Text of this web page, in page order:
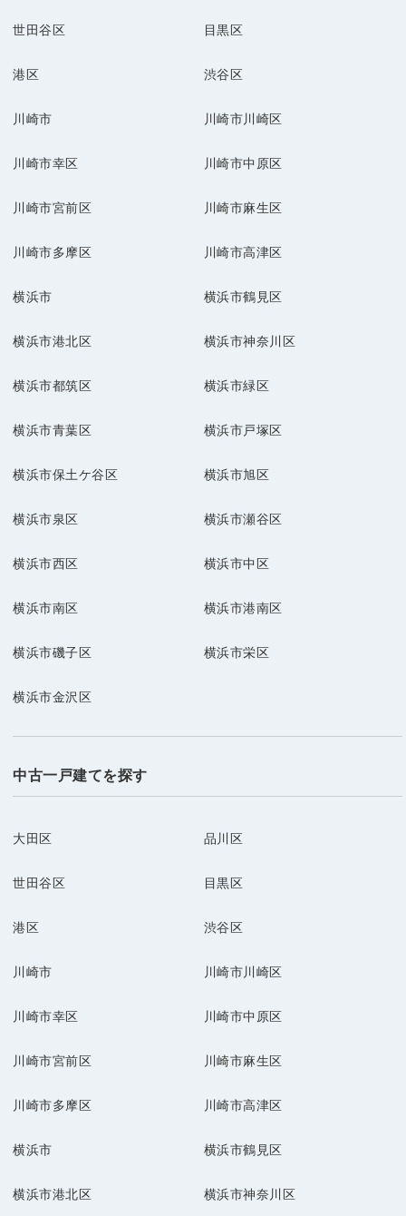
世田谷区 目黒区
港区 渋谷区
川崎市 川崎市川崎区
川崎市幸区 川崎市中原区
川崎市宮前区 川崎市麻生区
川崎市多摩区 川崎市高津区
横浜市 横浜市鶴見区
横浜市港北区 横浜市神奈川区
横浜市都筑区 横浜市緑区
横浜市青葉区 横浜市戸塚区
横浜市保土ケ谷区 横浜市旭区
横浜市泉区 横浜市瀬谷区
横浜市西区 横浜市中区
横浜市南区 横浜市港南区
横浜市磯子区 横浜市栄区
横浜市金沢区
中古一戸建てを探す
大田区 品川区
世田谷区 目黒区
港区 渋谷区
川崎市 川崎市川崎区
川崎市幸区 川崎市中原区
川崎市宮前区 川崎市麻生区
川崎市多摩区 川崎市高津区
横浜市 横浜市鶴見区
横浜市港北区 横浜市神奈川区